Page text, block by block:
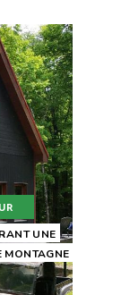
UNE
MONTAGNE